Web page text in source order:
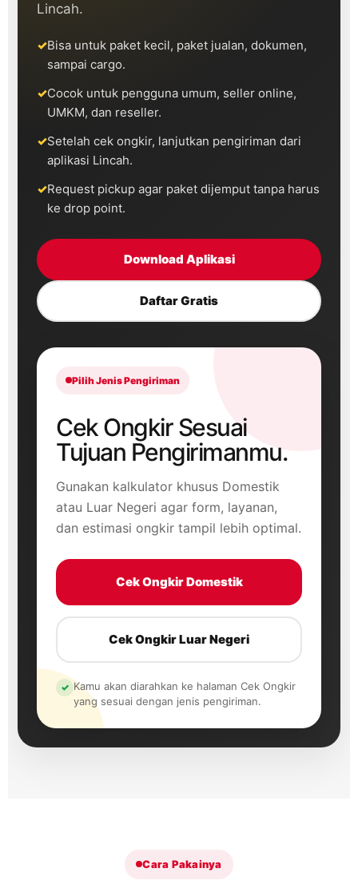
Lincah.
Bisa untuk paket kecil, paket jualan, dokumen,
sampai cargo.
Cocok untuk pengguna umum, seller online,
UMKM, dan reseller.
Setelah cek ongkir, lanjutkan pengiriman dari
aplikasi Lincah.
Request pickup agar paket dijemput tanpa harus
ke drop point.
Download Aplikasi
Daftar Gratis
Pilih Jenis Pengiriman
Cek Ongkir Sesuai
Tujuan Pengirimanmu.
Gunakan kalkulator khusus Domestik
atau Luar Negeri agar form, layanan,
dan estimasi ongkir tampil lebih optimal.
Cek Ongkir Domestik
Cek Ongkir Luar Negeri
✓ Kamu akan diarahkan ke halaman Cek Ongkir
yang sesuai dengan jenis pengiriman.
Cara Pakainya